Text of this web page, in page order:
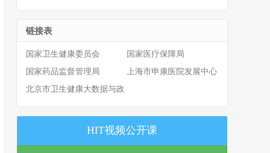
链接表
国家卫生健康委员会
国家医疗保障局
国家药品监督管理局
上海市申康医院发展中心
北京市卫生健康大数据与政
HIT视频公开课